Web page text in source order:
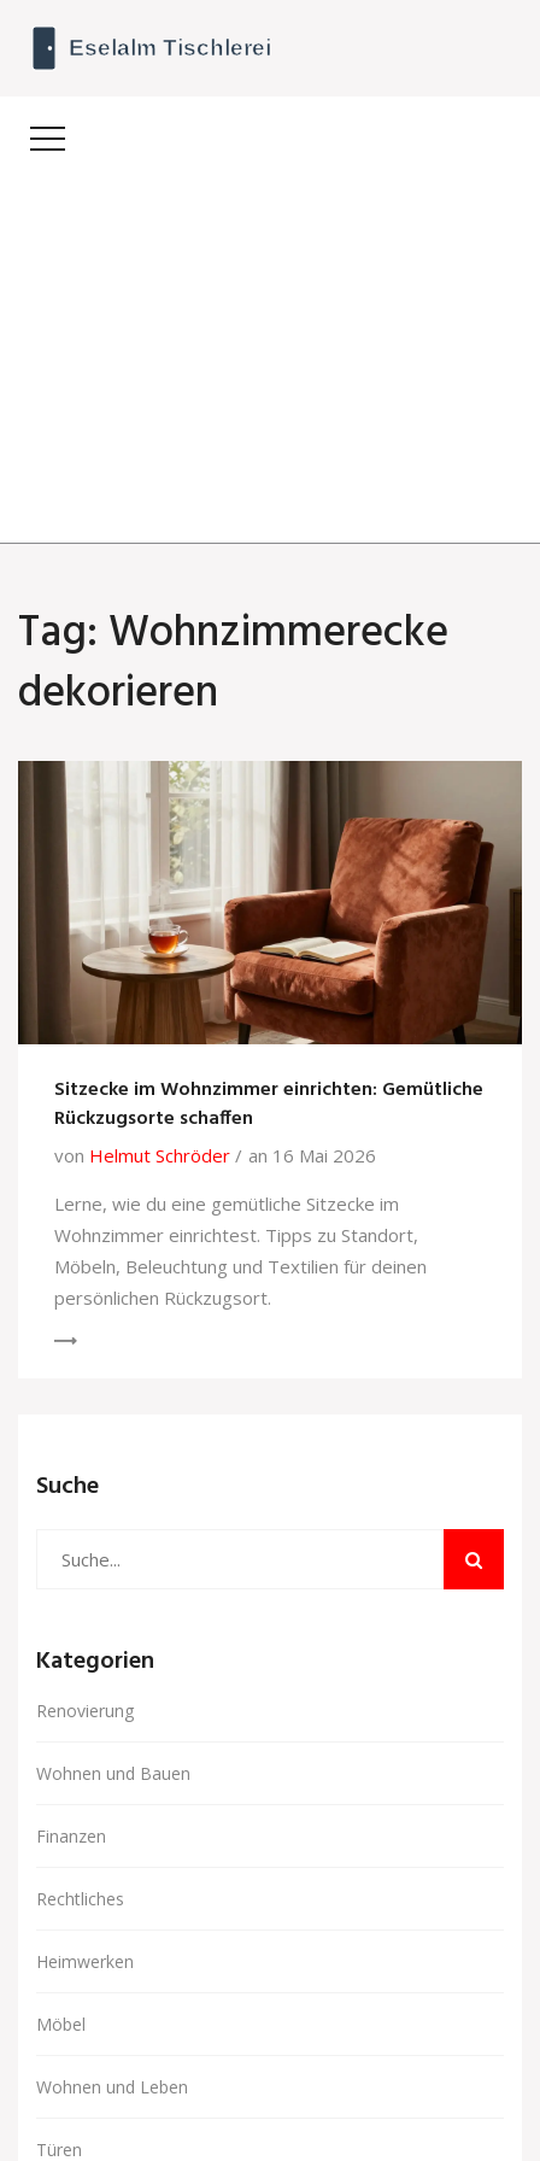
Tag: Wohnzimmerecke
dekorieren
Sitzecke im Wohnzimmer einrichten: Gemütliche
Rückzugsorte schaffen
von Helmut Schröder
an 16 Mai 2026
Lerne, wie du eine gemütliche Sitzecke im
Wohnzimmer einrichtest. Tipps zu Standort,
Möbeln, Beleuchtung und Textilien für deinen
persönlichen Rückzugsort.
Suche
Kategorien
Renovierung
Wohnen und Bauen
Finanzen
Rechtliches
Heimwerken
Möbel
Wohnen und Leben
Türen